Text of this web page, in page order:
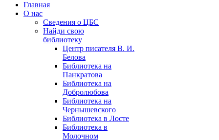
Главная
О нас
Сведения о ЦБС
Найди свою
библиотеку
Центр писателя В. И.
Белова
Библиотека на
Панкратова
Библиотека на
Добролюбова
Библиотека на
Чернышевского
Библиотека в Лосте
Библиотека в
Молочном